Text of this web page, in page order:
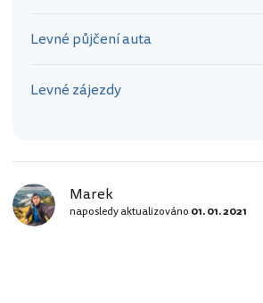
Levné půjčení auta
Levné zájezdy
Marek
naposledy aktualizováno 01. 01. 2021